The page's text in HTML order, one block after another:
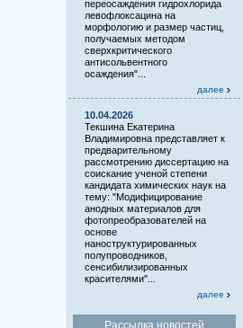
переосаждения гидрохлорида
левофлоксацина на
морфологию и размер частиц,
получаемых методом
сверхкритического
антисольвентного
осаждения"...
далее
10.04.2026
Текшина Екатерина
Владимировна представляет к
предварительному
рассмотрению диссертацию на
соискание ученой степени
кандидата химических наук на
тему: "Модифицирование
анодных материалов для
фотопреобразователей на
основе
наноструктурированных
полупроводников,
сенсибилизированных
красителями"...
далее